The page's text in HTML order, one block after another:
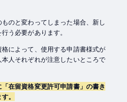
のと変わってしまった場合、新し
う必要があります。
によって、使用する申請書様式が
人それぞれが注意したいところで
在留資格変更許可申請書」の書き
。